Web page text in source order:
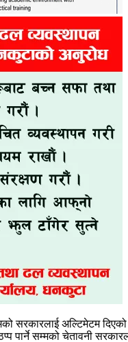
सरकारलाई अल्टिमेटम
पार्ने सम्मको चेतावनी